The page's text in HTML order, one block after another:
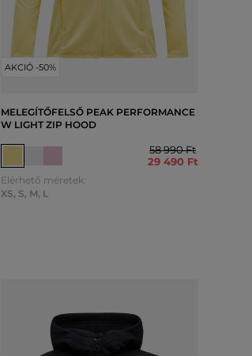
AKCIÓ -50%
MELEGÍTŐFELSŐ PEAK PERFORMANCE
W LIGHT ZIP HOOD
58 990 Ft
29 490 Ft
Elérhető méretek:
XS, S, M, L